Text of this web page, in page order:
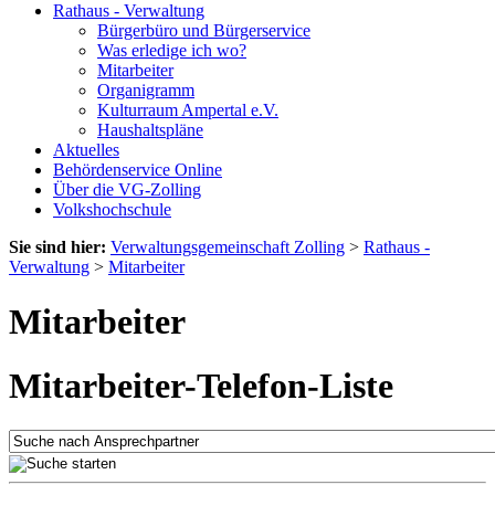
Rathaus - Verwaltung
Bürgerbüro und Bürgerservice
Was erledige ich wo?
Mitarbeiter
Organigramm
Kulturraum Ampertal e.V.
Haushaltspläne
Aktuelles
Behördenservice Online
Über die VG-Zolling
Volkshochschule
Sie sind hier: Verwaltungsgemeinschaft Zolling > Rathaus -
Verwaltung > Mitarbeiter
Mitarbeiter
Mitarbeiter-Telefon-Liste